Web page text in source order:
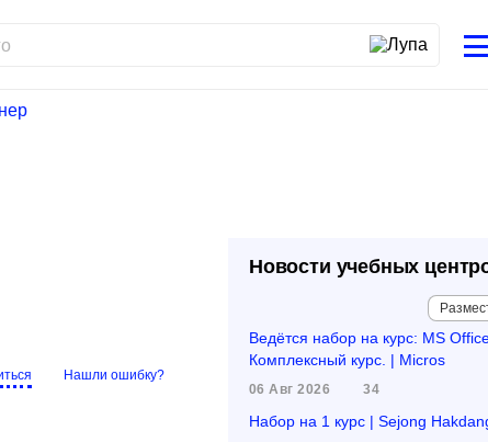
Нашли ошибку?
Новости учебных
Ведётся набор на курс: MS
Комплексный курс. | Micros
06 Авг 2026 34
Набор на 1 курс | Sejong